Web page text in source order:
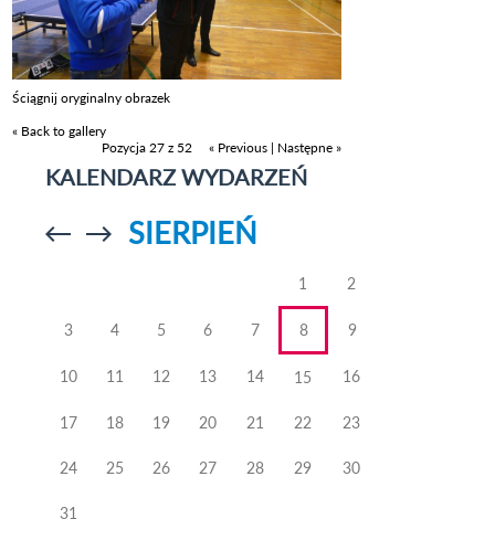
Ściągnij oryginalny obrazek
« Back to gallery
Pozycja 27 z 52
« Previous | Następne »
KALENDARZ WYDARZEŃ
Przejdź doPrzejdź do
SIERPIEŃ
1 2
3 4 5 6 7 8 9
10 11 12 13 14 15 16
17 18 19 20 21 22 23
24 25 26 27 28 29 30
31